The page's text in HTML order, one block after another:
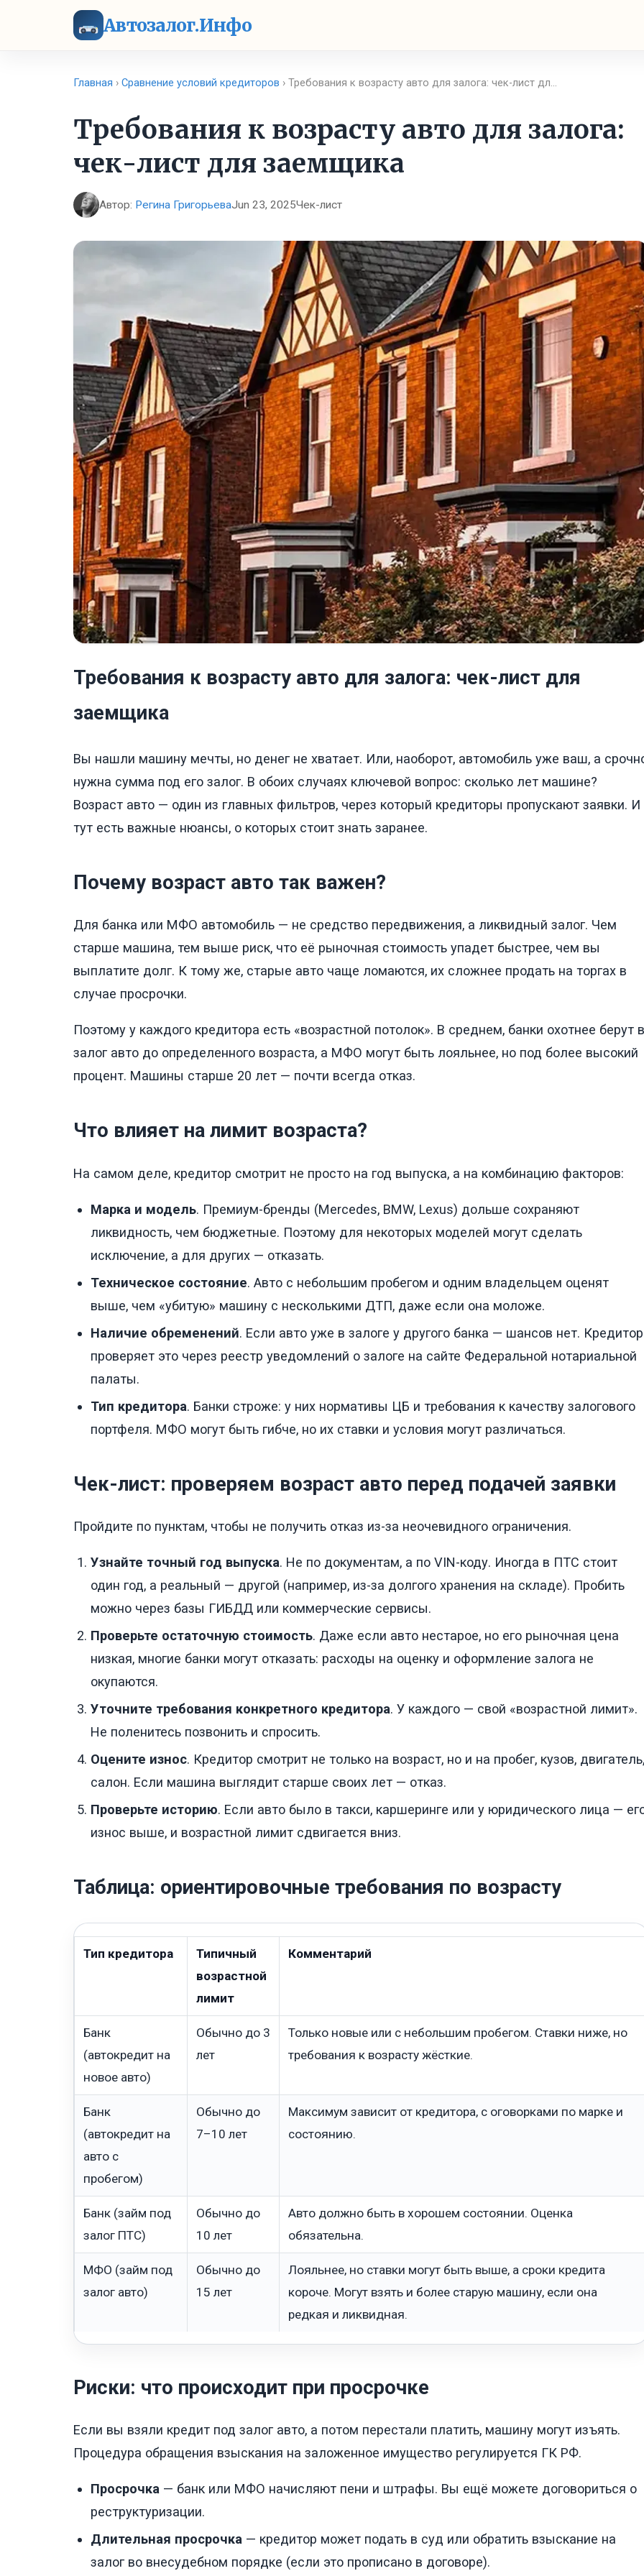
Автозалог.Инфо
Главная › Сравнение условий кредиторов › Требования к возрасту авто для залога: чек-лист дл…
Требования к возрасту авто для залога:
чек-лист для заемщика
Автор: Регина ГригорьеваJun 23, 2025Чек-лист
Требования к возрасту авто для залога: чек-лист для
заемщика
Вы нашли машину мечты, но денег не хватает. Или, наоборот, автомобиль уже ваш, а
нужна сумма под его залог. В обоих случаях ключевой вопрос: сколько лет машине?
Возраст авто — один из главных фильтров, через который кредиторы пропускают заявки. И
тут есть важные нюансы, о которых стоит знать заранее.
Почему возраст авто так важен?
Для банка или МФО автомобиль — не средство передвижения, а ликвидный залог. Чем
старше машина, тем выше риск, что её рыночная стоимость упадет быстрее, чем вы
выплатите долг. К тому же, старые авто чаще ломаются, их сложнее продать на торгах в
случае просрочки.
Поэтому у каждого кредитора есть «возрастной потолок». В среднем, банки охотнее берут в
залог авто до определенного возраста, а МФО могут быть лояльнее, но под более высокий
процент. Машины старше 20 лет — почти всегда отказ.
Что влияет на лимит возраста?
На самом деле, кредитор смотрит не просто на год выпуска, а на комбинацию факторов:
Марка и модель. Премиум-бренды (Mercedes, BMW, Lexus) дольше сохраняют
ликвидность, чем бюджетные. Поэтому для некоторых моделей могут сделать
исключение, а для других — отказать.
Техническое состояние. Авто с небольшим пробегом и одним владельцем оценят
выше, чем «убитую» машину с несколькими ДТП, даже если она моложе.
Наличие обременений. Если авто уже в залоге у другого банка — шансов нет. Кредитор
проверяет это через реестр уведомлений о залоге на сайте Федеральной нотариальной
палаты.
Тип кредитора. Банки строже: у них нормативы ЦБ и требования к качеству залогового
портфеля. МФО могут быть гибче, но их ставки и условия могут различаться.
Чек-лист: проверяем возраст авто перед подачей заявки
Пройдите по пунктам, чтобы не получить отказ из-за неочевидного ограничения.
Узнайте точный год выпуска. Не по документам, а по VIN-коду. Иногда в ПТС стоит
один год, а реальный — другой (например, из-за долгого хранения на складе). Пробить
можно через базы ГИБДД или коммерческие сервисы.
Проверьте остаточную стоимость. Даже если авто нестарое, но его рыночная цена
низкая, многие банки могут отказать: расходы на оценку и оформление залога не
окупаются.
Уточните требования конкретного кредитора. У каждого — свой «возрастной лимит».
Не поленитесь позвонить и спросить.
Оцените износ. Кредитор смотрит не только на возраст, но и на пробег, кузов, двигатель,
салон. Если машина выглядит старше своих лет — отказ.
Проверьте историю. Если авто было в такси, каршеринге или у юридического лица —
износ выше, и возрастной лимит сдвигается вниз.
Таблица: ориентировочные требования по возрасту
Тип кредитора
Типичный
возрастной
лимит
Комментарий
Банк
(автокредит на
новое авто)
Обычно до 3
лет
Только новые или с небольшим пробегом. Ставки ниже, но
требования к возрасту жёсткие.
Банк
(автокредит на
авто с
пробегом)
Обычно до
7–10 лет
Максимум зависит от кредитора, с оговорками по марке и
состоянию.
Банк (займ под
залог ПТС)
Обычно до
10 лет
Авто должно быть в хорошем состоянии. Оценка
обязательна.
МФО (займ под
залог авто)
Обычно до
15 лет
Лояльнее, но ставки могут быть выше, а сроки кредита
короче. Могут взять и более старую машину, если она
редкая и ликвидная.
Риски: что происходит при просрочке
Если вы взяли кредит под залог авто, а потом перестали платить, машину могут изъять.
Процедура обращения взыскания на заложенное имущество регулируется ГК РФ.
Просрочка — банк или МФО начисляют пени и штрафы. Вы ещё можете договориться о
реструктуризации.
Длительная просрочка — кредитор может подать в суд или обратить взыскание на
залог во внесудебном порядке (если это прописано в договоре).